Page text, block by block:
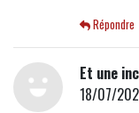
Répondre
Et une
18/07/